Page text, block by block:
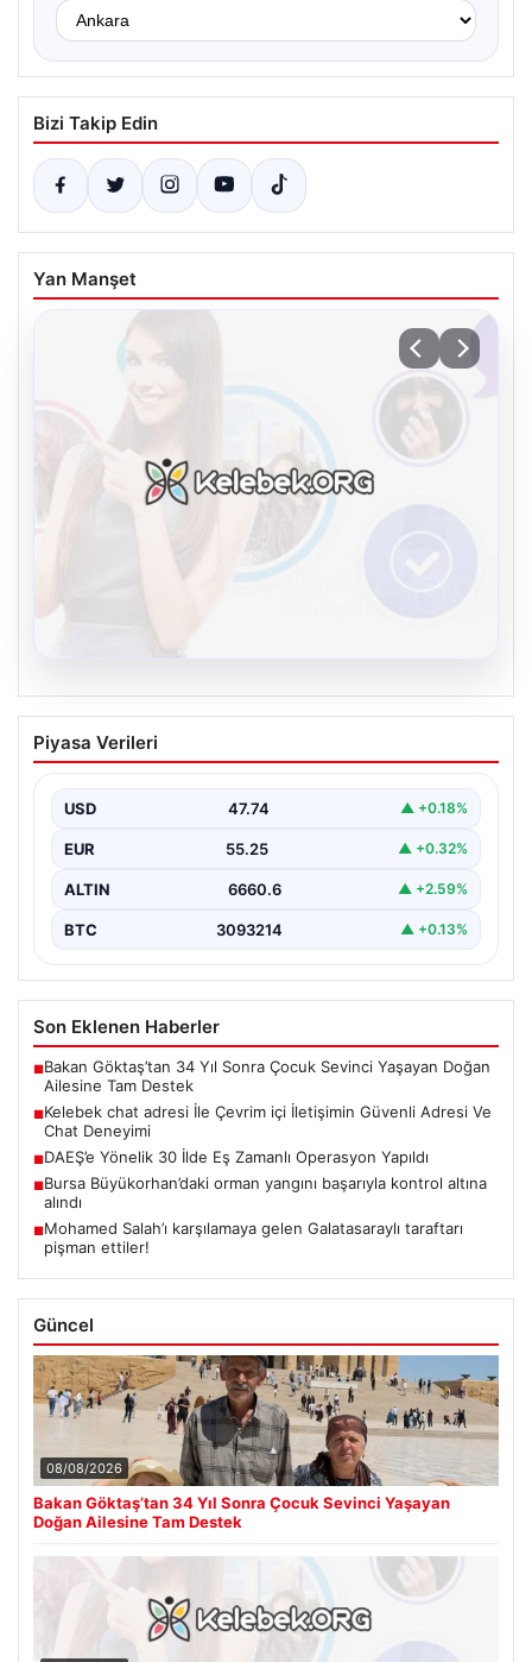
Bizi Takip Edin
Yan Manşet
Kelebek chat adresi İle Çevrim içi
İletişimin Güvenli Adresi Ve Chat
Sanal çağında kullanıcıların kaliteli bir biçimde irtibat
Piyasa Verileri
USD 47.74 ▲ +0.18%
EUR 55.25 ▲ +0.32%
ALTIN 6660.6 ▲ +2.59%
BTC 3093214 ▲ +0.13%
Son Eklenen Haberler
■Bakan Göktaş’tan 34 Yıl Sonra Çocuk Sevinci Yaşayan Doğan
Ailesine Tam Destek
■Kelebek chat adresi İle Çevrim içi İletişimin Güvenli Adresi Ve
Chat Deneyimi
■DAEŞ’e Yönelik 30 İlde Eş Zamanlı Operasyon Yapıldı
■Bursa Büyükorhan’daki orman yangını başarıyla kontrol altına
alındı
■Mohamed Salah’ı karşılamaya gelen Galatasaraylı taraftarı
pişman ettiler!
Güncel
08/08/2026
Bakan Göktaş’tan 34 Yıl Sonra Çocuk Sevinci Yaşayan
Doğan Ailesine Tam Destek